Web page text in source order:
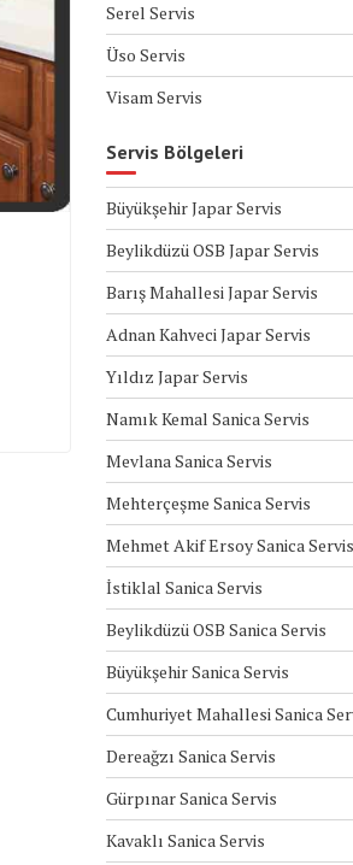
Serel Servis
Üso Servis
Visam Servis
Servis Bölgeleri
Büyükşehir Japar Servis
Beylikdüzü OSB Japar Servis
Barış Mahallesi Japar Servis
Adnan Kahveci Japar Servis
Yıldız Japar Servis
Namık Kemal Sanica Servis
Mevlana Sanica Servis
Mehterçeşme Sanica Servis
Mehmet Akif Ersoy Sanica Servis
İstiklal Sanica Servis
Beylikdüzü OSB Sanica Servis
Büyükşehir Sanica Servis
Cumhuriyet Mahallesi Sanica
Dereağzı Sanica Servis
Gürpınar Sanica Servis
Kavaklı Sanica Servis